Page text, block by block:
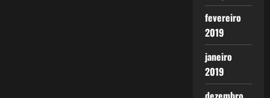
fevereiro
2019
janeiro
2019